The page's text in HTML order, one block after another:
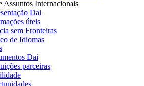
Assuntos Internacionais
Dai
úteis
sem Fronteiras
de Idiomas
Dai
parceiras